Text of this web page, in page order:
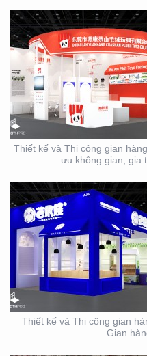
Thiết kế và Thi công gian
ưu không gian, gia
THIẾT KẾ VÀ THI
GIAN HÀNG 6×9 TẠI
TRIỂN LÃM IBTE 2024 –
GIAN HÀNG BAZUUYU
Thiết kế và Thi công gian
Gian
DỊCH VỤ THIẾT KẾ
THI CÔNG GIAN
TRIỂN LÃM NGÀNH
LOGISTICS CÔNG TY
ALS